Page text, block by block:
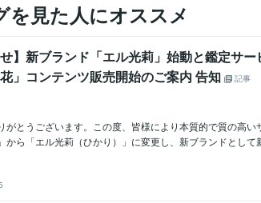
を見た人にオススメ
せ】新ブランド「エル光莉」始動と鑑定サ
」コンテンツ販売開始のご案内 告知
記事
がとうございます。この度、皆様により本質的で質の高
から「エル光莉（ひかり）」に変更し、新ブランドとして